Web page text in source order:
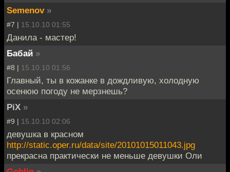
Semenov »
#7 | 15.10.10 01:55
Данила - мастер!
Бабай »
#8 | 15.10.10 01:56
Главный, ты в кожанке в дождливую, холодную
осенюю погоду не мерзнешь?
PiX »
#9 | 15.10.10 02:06
девушка в красном
http://static.oper.ru/data/site/20101015011043.jpg
прекрасна практически не меньше девушки Оли